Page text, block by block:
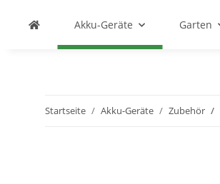
Akku-Geräte Garten
Startseite Akku-Geräte Zubehör